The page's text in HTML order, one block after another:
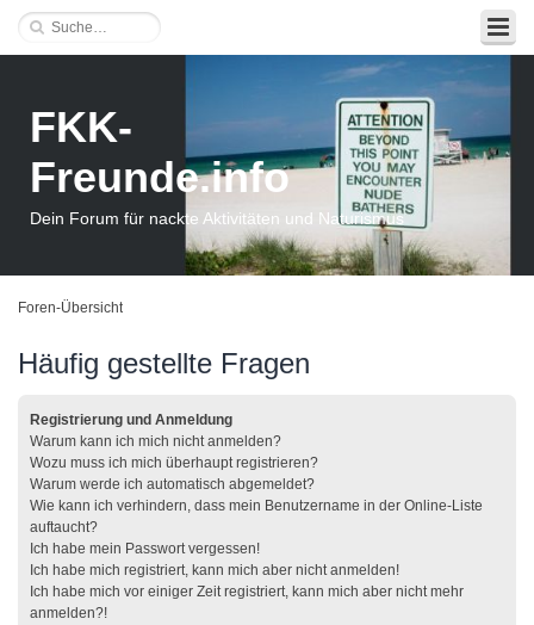
FKK-
Freunde.info
Dein Forum für nackte Aktivitäten und Naturismus
Foren-Übersicht
Häufig gestellte Fragen
Registrierung und Anmeldung
Warum kann ich mich nicht anmelden?
Wozu muss ich mich überhaupt registrieren?
Warum werde ich automatisch abgemeldet?
Wie kann ich verhindern, dass mein Benutzername in der Online-Liste
auftaucht?
Ich habe mein Passwort vergessen!
Ich habe mich registriert, kann mich aber nicht anmelden!
Ich habe mich vor einiger Zeit registriert, kann mich aber nicht mehr
anmelden?!